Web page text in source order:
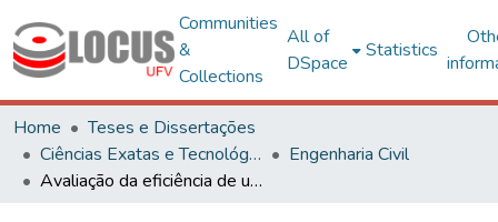
Communities
&
Collections
All of
DSpace
Statistics
Home
Teses e Dissertações
Ciências Exatas e Tecnológicas
Engenharia Civil
Avaliação da eficiência de um sistema anaeróbio compartimentado para tratamento de esgoto doméstico